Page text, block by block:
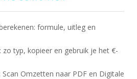
formule, uitleg en
typ, kopieer en gebruik je het €-
Omzetten naar PDF en Digitale